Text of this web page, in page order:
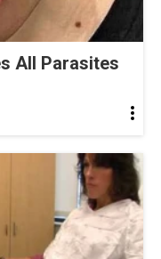
All Parasites